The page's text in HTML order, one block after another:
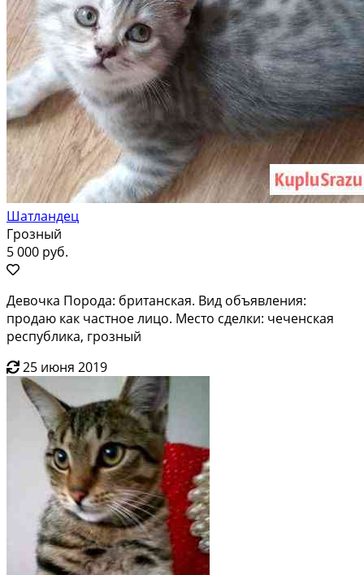
Шатландец
Грозный
5 000 руб.
Девочка Порода: британская. Вид объявления:
продаю как частное лицо. Место сделки: чеченская
республика, грозный
25 июня 2019